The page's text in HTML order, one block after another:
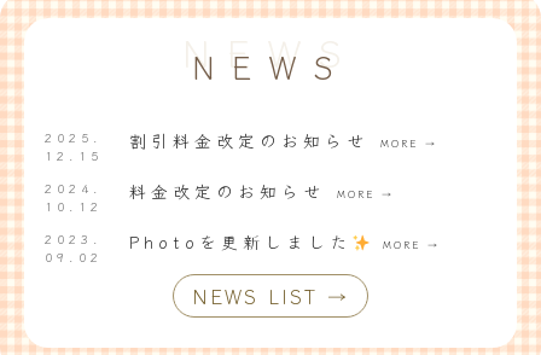
NEWS
NEWS
2025.
12.15
割引料金改定のお知らせ MORE →
2024.
10.12
料金改定のお知らせ MORE →
2023.
09.02
Photoを更新しました MORE →
NEWS LIST →